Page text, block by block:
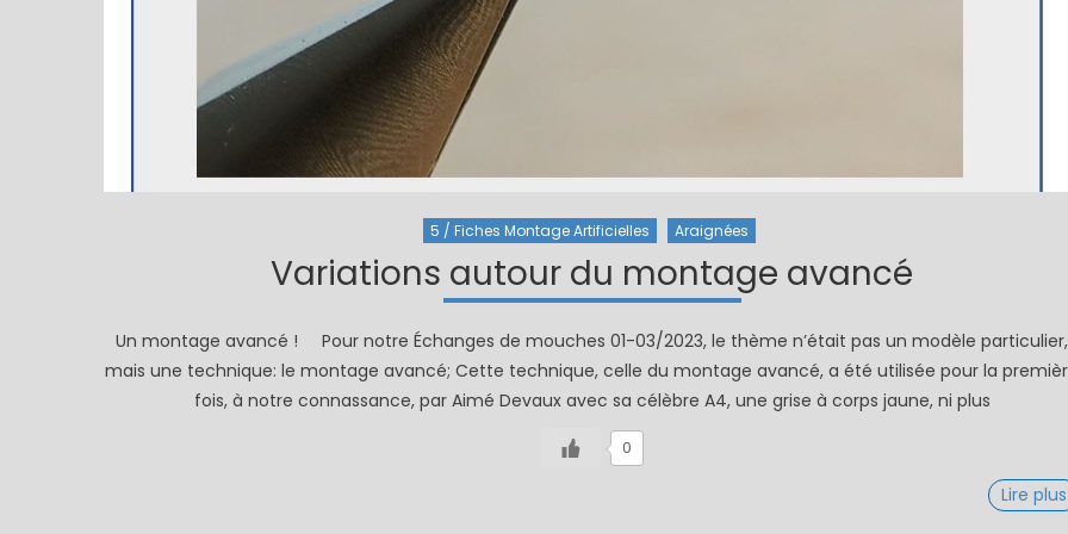
5 / Fiches Montage Artificielles Araignées
Variations autour du montage avancé
Un montage avancé ! Pour notre Échanges de mouches 01-03/2023, le thème n’était pas un modèle particulier,
mais une technique: le montage avancé; Cette technique, celle du montage avancé, a été utilisée pour la
fois, à notre connassance, par Aimé Devaux avec sa célèbre A4, une grise à corps jaune, ni plus
0
Lire plus